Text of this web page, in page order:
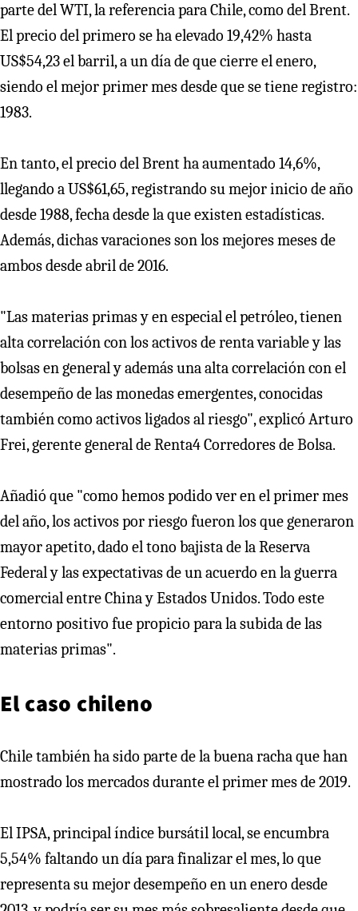
parte del WTI, la referencia para Chile, como del Brent.
El precio del primero se ha elevado 19,42% hasta
US$54,23 el barril, a un día de que cierre el enero,
siendo el mejor primer mes desde que se tiene registro:
1983.
En tanto, el precio del Brent ha aumentado 14,6%,
llegando a US$61,65, registrando su mejor inicio de año
desde 1988, fecha desde la que existen estadísticas.
Además, dichas varaciones son los mejores meses de
ambos desde abril de 2016.
"Las materias primas y en especial el petróleo, tienen
alta correlación con los activos de renta variable y las
bolsas en general y además una alta correlación con el
desempeño de las monedas emergentes, conocidas
también como activos ligados al riesgo", explicó Arturo
Frei, gerente general de Renta4 Corredores de Bolsa.
Añadió que "como hemos podido ver en el primer mes
del año, los activos por riesgo fueron los que generaron
mayor apetito, dado el tono bajista de la Reserva
Federal y las expectativas de un acuerdo en la guerra
comercial entre China y Estados Unidos. Todo este
entorno positivo fue propicio para la subida de las
materias primas".
El caso chileno
Chile también ha sido parte de la buena racha que han
mostrado los mercados durante el primer mes de 2019.
El IPSA, principal índice bursátil local, se encumbra
5,54% faltando un día para finalizar el mes, lo que
representa su mejor desempeño en un enero desde